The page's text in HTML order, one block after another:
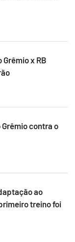
x RB
contra o
ao
treino foi